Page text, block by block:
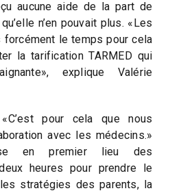
aucune aide de la part de
n’en pouvait plus. «Les
forcément le temps pour cela
la tarification TARMED qui
explique Valérie
pour cela que nous
avec les médecins.»
en premier lieu des
heures pour prendre le
stratégies des parents, la